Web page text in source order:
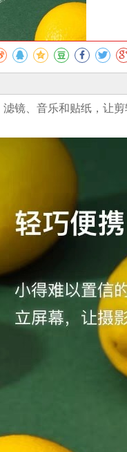
镜、音乐和贴纸，让